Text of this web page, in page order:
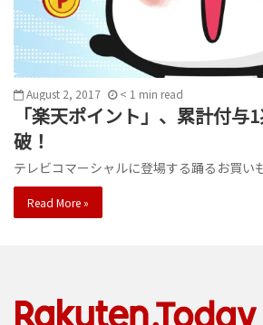
August 2, 2017 < 1 min read
「楽天ポイント」、累計付与
破！
テレビコマーシャルに登場する踊るお買い
Read More »